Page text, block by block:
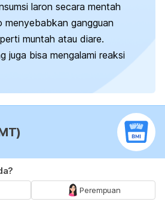
laron secara mentah
menyebabkan gangguan
muntah atau diare.
juga bisa mengalami reaksi
Perempuan